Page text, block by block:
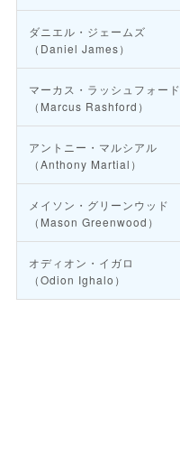
ダニエル・ジェームズ
（Daniel James）
マーカス・ラッシュフォード
（Marcus Rashford）
アントニー・マルシアル
（Anthony Martial）
メイソン・グリーンウッド
（Mason Greenwood）
オディオン・イガロ
（Odion Ighalo）